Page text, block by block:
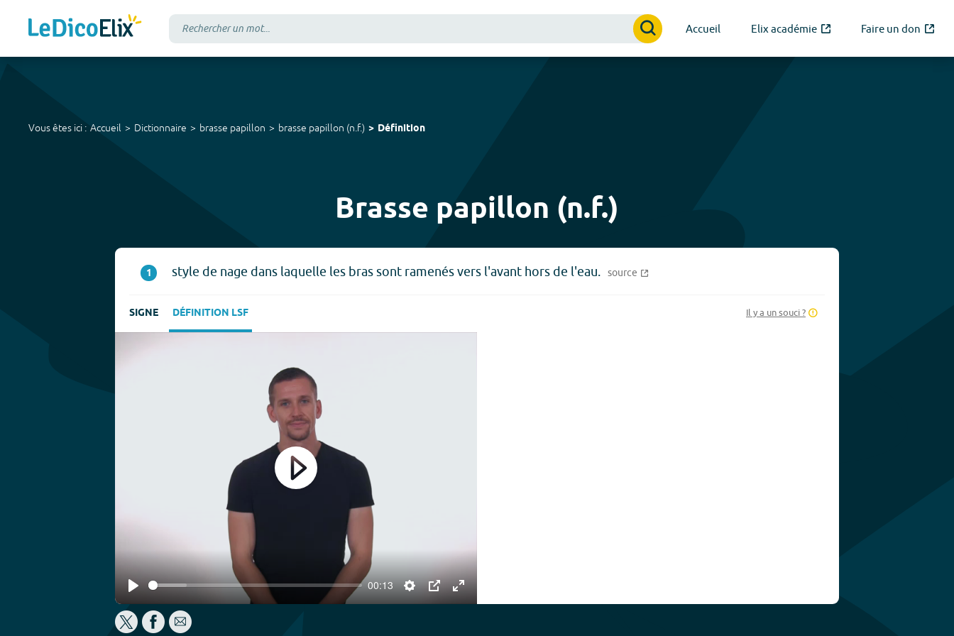
Accueil Elix académie Faire un don
Vous êtes ici : Accueil Dictionnaire brasse papillon brasse papillon (n.f.) Définition
Brasse papillon (n.f.)
1 style de nage dans laquelle les bras sont ramenés vers l'avant hors de l'eau. source
SIGNE DÉFINITION LSF Il y a un souci ?
Play
00:13
Settings
PIP Enter
Play